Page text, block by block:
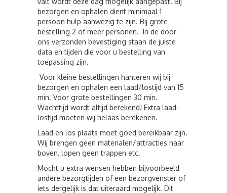
bezorgen en ophalen dient minimaal 1
persoon hulp aanwezig te zijn. Bij grote
bestelling 2 of meer personen. In de door
ons verzonden bevestiging staan de juiste
data en tijden die voor u bestelling van
toepassing zijn.
Voor kleine bestellingen hanteren wij bij
bezorgen en ophalen een laad/lostijd van 15
min. Voor grote bestellingen 30 min.
Wachttijd wordt altijd berekend! Extra laad-
lostijd moeten wij helaas berekenen.
Laad en los plaats moet goed bereikbaar zijn.
Wij brengen geen materialen/attracties naar
boven, lopen geen trappen etc.
Mocht u extra wensen hebben bijvoorbeeld
andere bezorgtijden of een bezorgvenster of
iets dergelijk is dat uiteraard mogelijk. Dit